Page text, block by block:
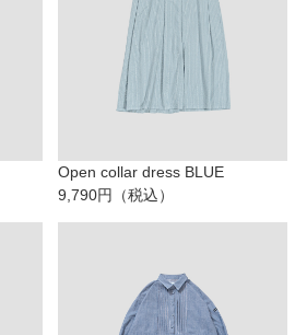
Open collar dress BLUE
9,790円（税込）